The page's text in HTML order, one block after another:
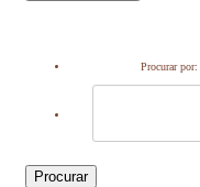
Procurar por:
Procurar